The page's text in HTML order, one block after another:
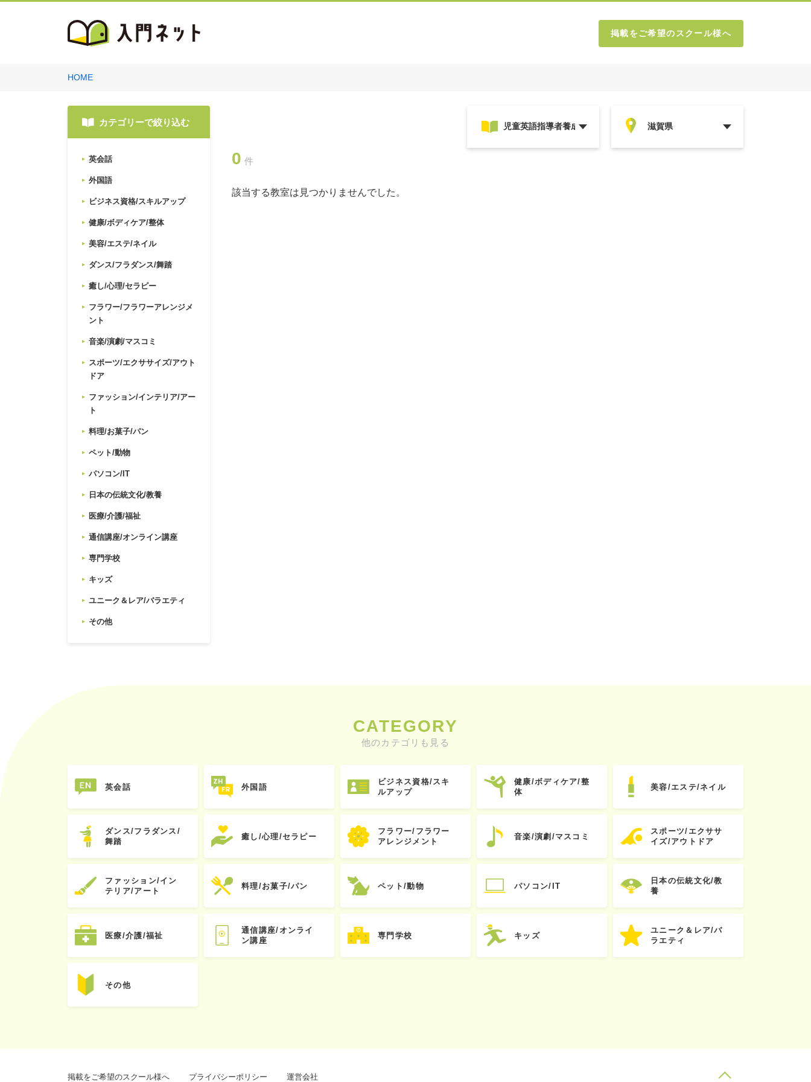
掲載をご希望のスクール様へ
HOME
カテゴリーで絞り込む
英会話
外国語
ビジネス資格/スキルアップ
健康/ボディケア/整体
美容/エステ/ネイル
ダンス/フラダンス/舞踏
癒し/心理/セラピー
フラワー/フラワーアレンジメ
ント
音楽/演劇/マスコミ
スポーツ/エクササイズ/アウト
ドア
ファッション/インテリア/アー
ト
料理/お菓子/パン
ペット/動物
パソコン/IT
日本の伝統文化/教養
医療/介護/福祉
通信講座/オンライン講座
専門学校
キッズ
ユニーク＆レア/バラエティ
その他
0 件
該当する教室は見つかりませんでした。
CATEGORY
他のカテゴリも見る
英会話 外国語
ビジネス資格/スキ
ルアップ
健康/ボディケア/整
体
美容/エステ/ネイル
ダンス/フラダンス/
舞踏
癒し/心理/セラピー
フラワー/フラワー
アレンジメント
音楽/演劇/マスコミ
スポーツ/エクササ
イズ/アウトドア
ファッション/イン
テリア/アート
料理/お菓子/パン ペット/動物 パソコン/IT
日本の伝統文化/教
養
医療/介護/福祉
通信講座/オンライ
ン講座
専門学校 キッズ
ユニーク＆レア/バ
ラエティ
その他
掲載をご希望のスクール様へ プライバシーポリシー 運営会社